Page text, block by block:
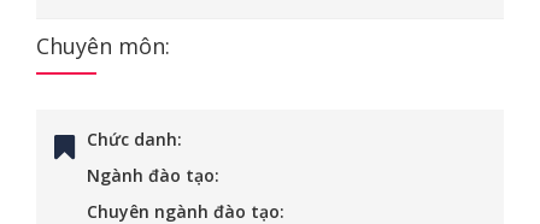
Chuyên môn:
Chức danh:
Ngành đào tạo:
Chuyên ngành đào tạo: